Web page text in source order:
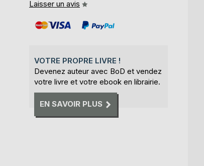
Laisser un avis
VOTRE PROPRE LIVRE !
Devenez auteur avec BoD et vendez
votre livre et votre ebook en librairie.
EN SAVOIR PLUS